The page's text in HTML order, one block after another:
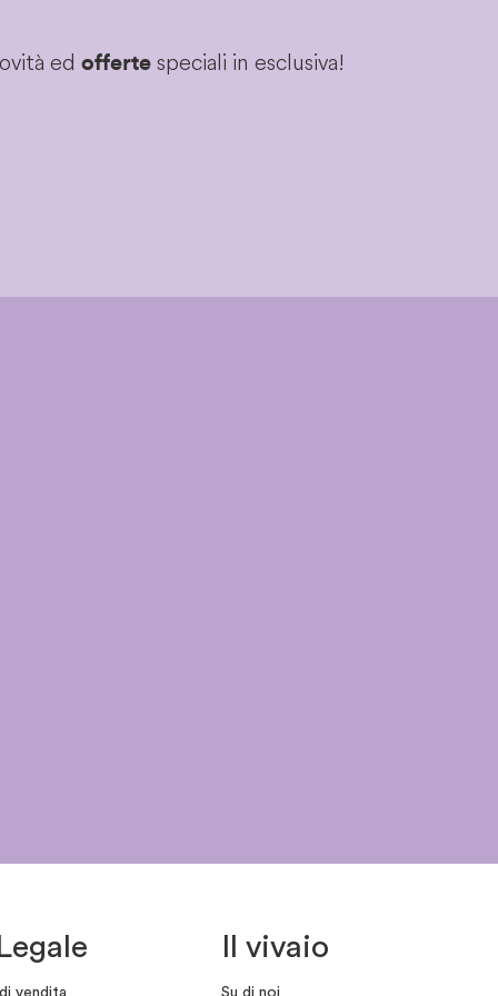
ed offerte speciali in esclusiva!
vendita
Il vivaio
Su di noi